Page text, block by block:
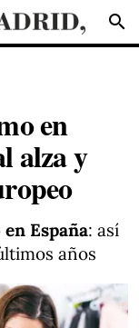
search
en
alza y
España: así
años